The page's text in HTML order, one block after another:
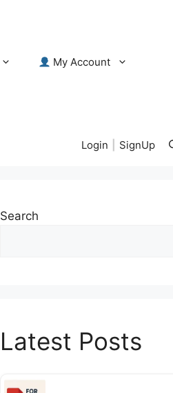
My Account
Login SignUp
Search
Latest Posts